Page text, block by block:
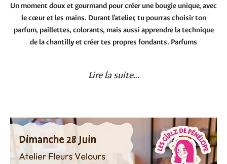
Un moment doux et gourmand pour créer une bougie unique, avec
le cœur et les mains. Durant l'atelier, tu pourras choisir ton
parfum, paillettes, colorants, mais aussi apprendre la technique
de la chantilly et créer tes propres fondants. Parfums
Lire la suite...